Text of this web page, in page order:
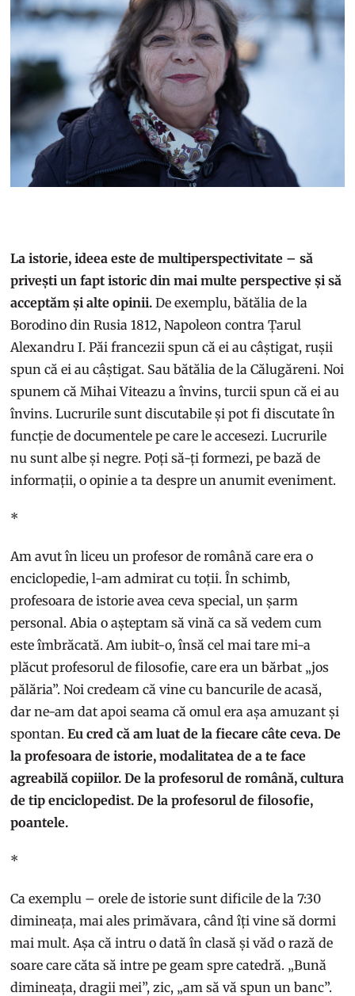
La istorie, ideea este de multiperspectivitate – să
privești un fapt istoric din mai multe perspective și să
acceptăm și alte opinii. De exemplu, bătălia de la
Borodino din Rusia 1812, Napoleon contra Țarul
Alexandru I. Păi francezii spun că ei au câștigat, rușii
spun că ei au câștigat. Sau bătălia de la Călugăreni. Noi
spunem că Mihai Viteazu a învins, turcii spun că ei au
învins. Lucrurile sunt discutabile și pot fi discutate în
funcție de documentele pe care le accesezi. Lucrurile
nu sunt albe și negre. Poți să-ți formezi, pe bază de
informații, o opinie a ta despre un anumit eveniment.
*
Am avut în liceu un profesor de română care era o
enciclopedie, l-am admirat cu toții. În schimb,
profesoara de istorie avea ceva special, un șarm
personal. Abia o așteptam să vină ca să vedem cum
este îmbrăcată. Am iubit-o, însă cel mai tare mi-a
plăcut profesorul de filosofie, care era un bărbat „jos
pălăria”. Noi credeam că vine cu bancurile de acasă,
dar ne-am dat apoi seama că omul era așa amuzant și
spontan.Eu cred că am luat de la fiecare câte ceva. De
la profesoara de istorie, modalitatea de a te face
agreabilă copiilor. De la profesorul de română, cultura
de tip enciclopedist. De la profesorul de filosofie,
poantele.
*
Ca exemplu – orele de istorie sunt dificile de la 7:30
dimineața, mai ales primăvara, când îți vine să dormi
mai mult. Așa că intru o dată în clasă și văd o rază de
soare care căta să intre pe geam spre catedră. „Bună
dimineața, dragii mei”, zic, „am să vă spun un banc”.